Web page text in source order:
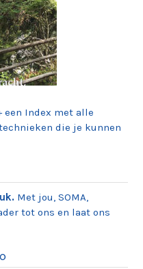
een Index met alle
die je kunnen
Met jou, SOMA,
tot ons en laat ons